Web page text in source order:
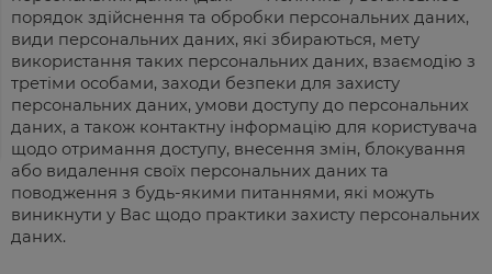
порядок здійснення та обробки персональних даних,
види персональних даних, які збираються, мету
використання таких персональних даних, взаємодію з
третіми особами, заходи безпеки для захисту
персональних даних, умови доступу до персональних
даних, а також контактну інформацію для користувача
щодо отримання доступу, внесення змін, блокування
або видалення своїх персональних даних та
поводження з будь-якими питаннями, які можуть
виникнути у Вас щодо практики захисту персональних
даних.